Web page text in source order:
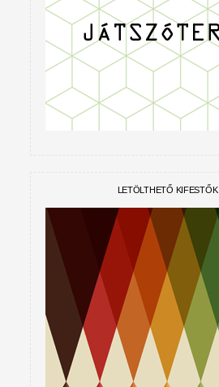
LETÖLTHETŐ KIFESTŐK